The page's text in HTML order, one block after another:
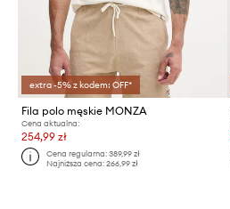
extra -5% z kodem: OFF*
Fila polo męskie MONZA
Cena aktualna:
254,99 zł
Cena regularna:389,99 zł
Najniższa cena:266,99 zł